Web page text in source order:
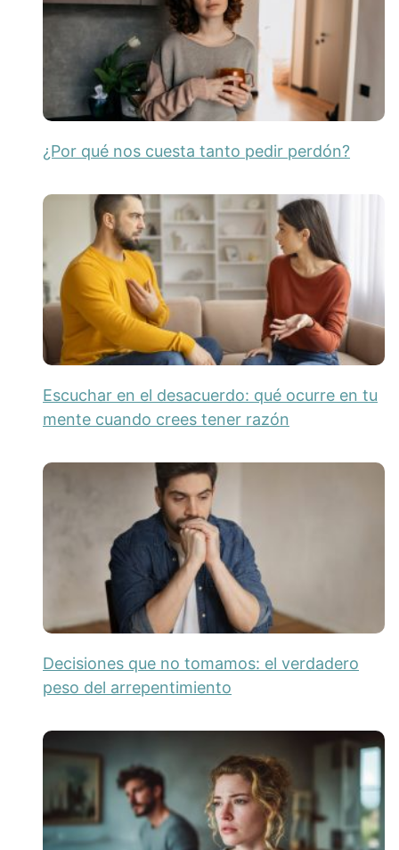
¿Por qué nos cuesta tanto pedir perdón?
Escuchar en el desacuerdo: qué ocurre en tu
mente cuando crees tener razón
Decisiones que no tomamos: el verdadero
peso del arrepentimiento